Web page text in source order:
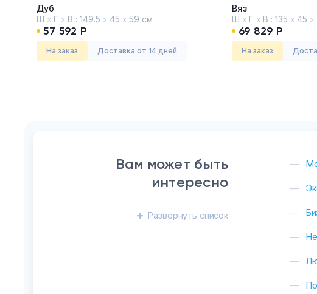
Дуб
Ш х Г х В : 149.5 х 45 х 59 см
57 592 Р
На заказ Доставка от 14 дней
Вяз
Ш х Г х В : 135 х 45 х
69 829 Р
На заказ
Вам может быть
интересно
Развернуть список